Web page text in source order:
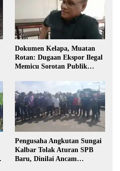
Dokumen Kelapa, Muatan
Rotan: Dugaan Ekspor Ilegal
Memicu Sorotan Publik
Pengusaha Angkutan Sungai
Kalbar Tolak Aturan SPB
Baru, Dinilai Ancam